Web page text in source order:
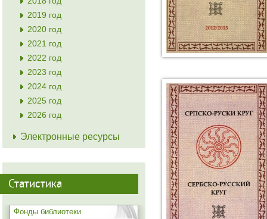
2019 год
2020 год
2021 год
2022 год
2023 год
2024 год
2025 год
2026 год
Электронные ресурсы
Статистика
Фонды библиотеки